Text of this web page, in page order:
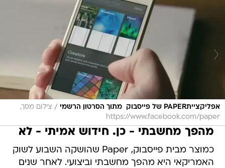
אפליקצייתPAPER של פייסבוק  מתוך הסרטון הרשמי / צילום מסך,
https://www.facebook.com/paper
מהפך מחשבתי - כן. חידוש אמיתי - לא
כמוצר מבית פייסבוק, Paper שהושקה השבוע לשוק
האמריקאי היא מהפך מחשבתי וביצועי. לאחר שנים